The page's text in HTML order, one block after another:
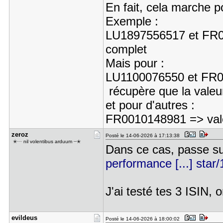
En fait, cela marche
Exemple :
LU1897556517 et
complet
Mais pour :
LU1100076550 et
récupère que la
et pour d'autres :
FR0010148981 =>
zeroz
ㅤㅤ ✭┈ nil volentibus arduum ┈✭
Posté le 14-06-2026 à 17:13:38
Dans ce cas, passe
performance [...] star/
J'ai testé tes 3 ISIN,
evildeus Posté le 14-06-2026 à 18:00:02